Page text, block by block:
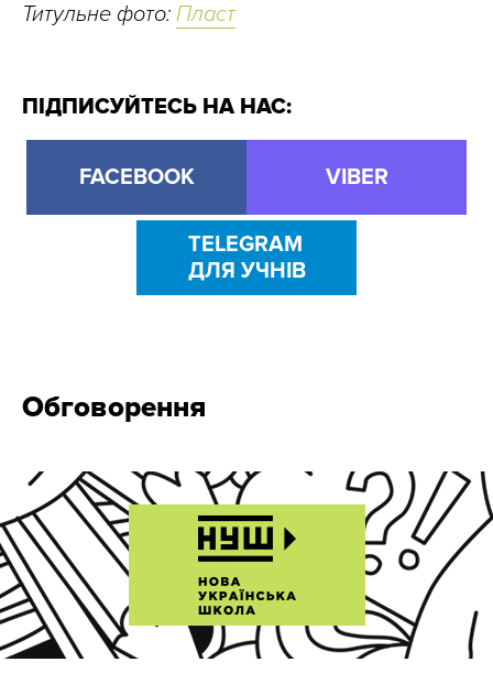
Титульне фото: Пласт
ПІДПИСУЙТЕСЬ НА НАС:
FACEBOOK VIBER
TELEGRAM
ДЛЯ УЧНІВ
Обговорення